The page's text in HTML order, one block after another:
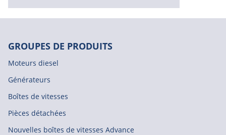
GROUPES DE PRODUITS
Moteurs diesel
Générateurs
Boîtes de vitesses
Pièces détachées
Nouvelles boîtes de vitesses Advance